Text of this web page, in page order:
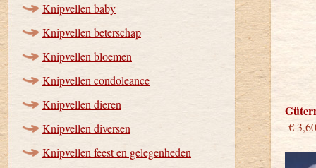
Knipvellen baby
Knipvellen beterschap
Knipvellen bloemen
Knipvellen condoleance
Knipvellen dieren
Knipvellen diversen
Knipvellen feest en gelegenheden
€ 3,60